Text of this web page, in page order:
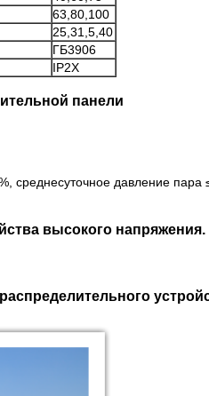
63,80,100
25,31,5,40
ГБ3906
IP2X
панели
среднесуточное давление
высокого напряжения.